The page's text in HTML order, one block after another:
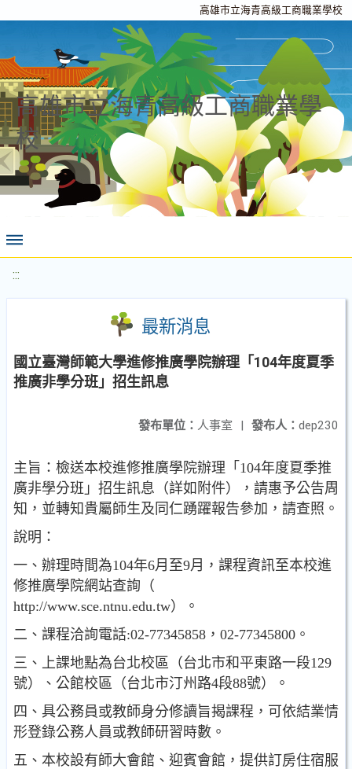
高雄市立海青高級工商職業學校
高雄市立海青高級工商職業學
校
:::
最新消息
國立臺灣師範大學進修推廣學院辦理「104年度夏季
推廣非學分班」招生訊息
發布人： dep230
發布單位： 人事室 |
主旨：檢送本校進修推廣學院辦理「104年度夏季推
廣非學分班」招生訊息（詳如附件），請惠予公告周
知，並轉知貴屬師生及同仁踴躍報告參加，請查照。
說明：
一、辦理時間為104年6月至9月，課程資訊至本校進
修推廣學院網站查詢（
http://www.sce.ntnu.edu.tw）。
二、課程洽詢電話:02-77345858，02-77345800。
三、上課地點為台北校區（台北市和平東路一段129
號）、公館校區（台北市汀州路4段88號）。
四、具公務員或教師身分修讀旨揭課程，可依結業情
形登錄公務人員或教師研習時數。
五、本校設有師大會館、迎賓會館，提供訂房住宿服